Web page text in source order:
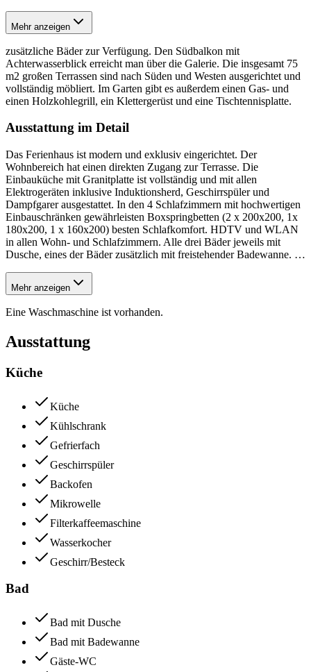
Mehr anzeigen
zusätzliche Bäder zur Verfügung. Den Südbalkon mit
Achterwasserblick erreicht man über die Galerie. Die insgesamt 75
m2 großen Terrassen sind nach Süden und Westen ausgerichtet und
vollständig möbliert. Im Garten gibt es außerdem einen Gas- und
einen Holzkohlegrill, ein Klettergerüst und eine Tischtennisplatte.
Ausstattung im Detail
Das Ferienhaus ist modern und exklusiv eingerichtet. Der
Wohnbereich hat einen direkten Zugang zur Terrasse. Die
Einbauküche mit Granitplatte ist vollständig und mit allen
Elektrogeräten inklusive Induktionsherd, Geschirrspüler und
Dampfgarer ausgestattet. In den 4 Schlafzimmern mit hochwertigen
Einbauschränken gewährleisten Boxspringbetten (2 x 200x200, 1x
180x200, 1 x 160x200) besten Schlafkomfort. HDTV und WLAN
in allen Wohn- und Schlafzimmern. Alle drei Bäder jeweils mit
Dusche, eines der Bäder zusätzlich mit freistehender Badewanne. …
Mehr anzeigen
Eine Waschmaschine ist vorhanden.
Ausstattung
Küche
Küche
Kühlschrank
Gefrierfach
Geschirrspüler
Backofen
Mikrowelle
Filterkaffeemaschine
Wasserkocher
Geschirr/Besteck
Bad
Bad mit Dusche
Bad mit Badewanne
Gäste-WC